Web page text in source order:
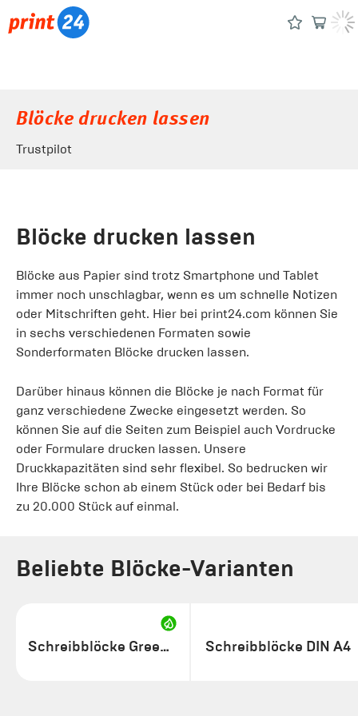
Blöcke drucken lassen
Trustpilot
Blöcke drucken lassen
Blöcke aus Papier sind trotz Smartphone und Tablet
immer noch unschlagbar, wenn es um schnelle Notizen
oder Mitschriften geht. Hier bei print24.com können Sie
in sechs verschiedenen Formaten sowie
Sonderformaten Blöcke drucken lassen.
Darüber hinaus können die Blöcke je nach Format für
ganz verschiedene Zwecke eingesetzt werden. So
können Sie auf die Seiten zum Beispiel auch Vordrucke
oder Formulare drucken lassen. Unsere
Druckkapazitäten sind sehr flexibel. So bedrucken wir
Ihre Blöcke schon ab einem Stück oder bei Bedarf bis
zu 20.000 Stück auf einmal.
Beliebte Blöcke-Varianten
Schreibblöcke GreenLine Schreibblöcke DIN A4